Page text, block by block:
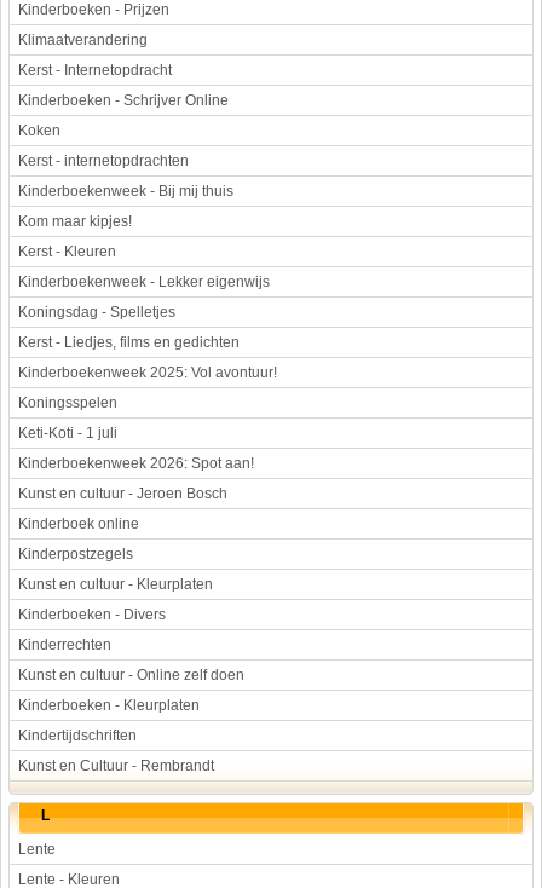
Kinderboeken - Prijzen
Klimaatverandering
Kerst - Internetopdracht
Kinderboeken - Schrijver Online
Koken
Kerst - internetopdrachten
Kinderboekenweek - Bij mij thuis
Kom maar kipjes!
Kerst - Kleuren
Kinderboekenweek - Lekker eigenwijs
Koningsdag - Spelletjes
Kerst - Liedjes, films en gedichten
Kinderboekenweek 2025: Vol avontuur!
Koningsspelen
Keti-Koti - 1 juli
Kinderboekenweek 2026: Spot aan!
Kunst en cultuur - Jeroen Bosch
Kinderboek online
Kinderpostzegels
Kunst en cultuur - Kleurplaten
Kinderboeken - Divers
Kinderrechten
Kunst en cultuur - Online zelf doen
Kinderboeken - Kleurplaten
Kindertijdschriften
Kunst en Cultuur - Rembrandt
L
Lente
Lente - Kleuren